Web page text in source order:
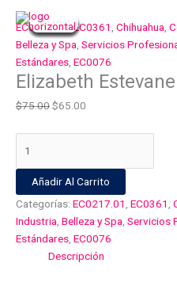
contenido
¡Oferta!
EC0217.01,EC0361, Chihuahua,
Belleza y Spa, Servicios
Estándares, EC0076
Elizabeth
$75.00
precio
original
era:
$75.00.
$65.00
precio
actual
es:
$65.00.
Estevane
Gaucin
cantidad
Añadir Al Carrito
Categorías: EC0217.01 EC0361
Industria Belleza y Spa Servicios
Estándares EC0076
Descripción
¡Oferta!
¡Oferta!
precio
original
era:
$75.00.
precio
actual
$65.00.
¡Oferta!
¡Oferta!
precio
original
era:
$75.00.
precio
actual
$65.00.
¡Oferta!
¡Oferta!
precio
original
era:
$75.00.
precio
actual
$65.00.
¡Oferta!
¡Oferta!
precio
original
era:
$75.00.
precio
actual
$65.00.